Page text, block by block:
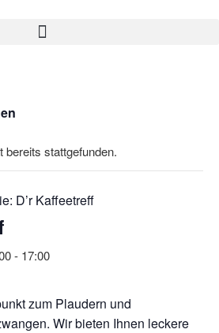
bereits stattgefunden.
D’r Kaffeetreff
- 17:00
zum Plaudern und
Wir bieten Ihnen leckere